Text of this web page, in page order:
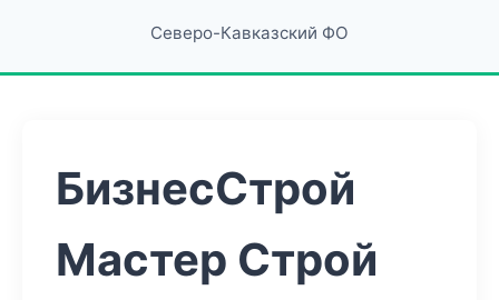
Северо-Кавказский ФО
БизнесСтрой
Мастер Строй